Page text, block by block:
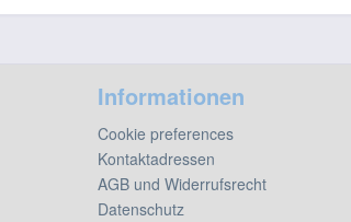
Informationen
Cookie preferences
Kontaktadressen
AGB und Widerrufsrecht
Datenschutz